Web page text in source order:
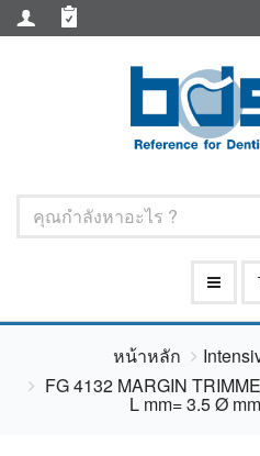
หน้าหลัก
FG 4132 MARGIN
L mm= 3.5 Ø